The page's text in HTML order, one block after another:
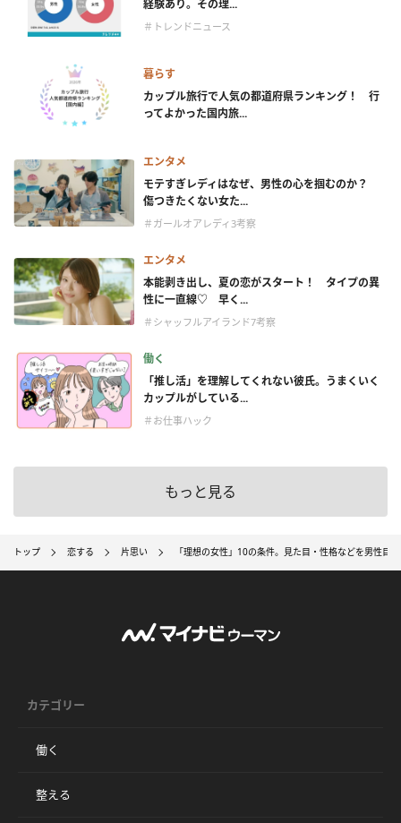
経験あり。その理...
＃トレンドニュース
暮らす
カップル旅行で人気の都道府県ランキング！ 行
ってよかった国内旅...
エンタメ
モテすぎレディはなぜ、男性の心を掴むのか？
傷つきたくない女た...
＃ガールオアレディ3考察
エンタメ
本能剥き出し、夏の恋がスタート！ タイプの異
性に一直線♡ 早く...
＃シャッフルアイランド7考察
働く
「推し活」を理解してくれない彼氏。うまくいく
カップルがしている...
＃お仕事ハック
もっと見る
トップ 恋する 片思い 「理想の女性」10の条件。見た目・性格などを男性目
カテゴリー
働く
整える